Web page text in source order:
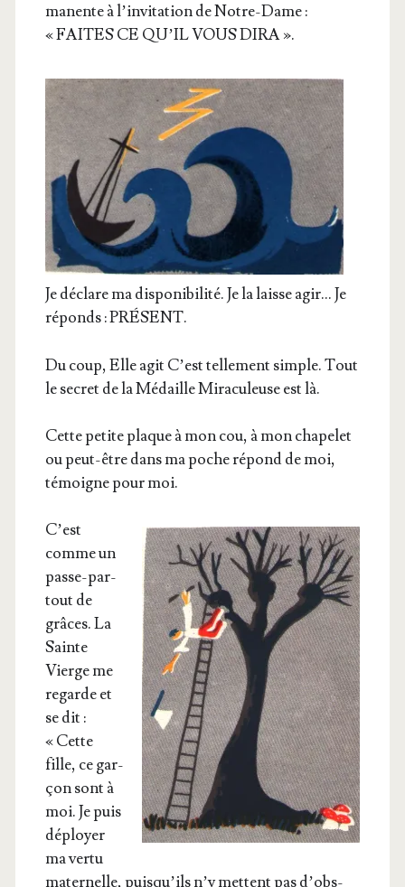
ma­nente à l’in­vi­ta­tion de Notre-Dame :
« FAITES CE QU’IL VOUS DIRA ».
Je déclare ma dis­po­ni­bi­li­té. Je la laisse agir… Je
réponds : PRÉSENT.
Du coup, Elle agit C’est tel­le­ment simple. Tout
le secret de la Médaille Mira­cu­leuse est là.
Cette petite plaque à mon cou, à mon cha­pe­let
ou peut-être dans ma poche répond de moi,
témoigne pour moi.
C’est
comme un
passe-par­
tout de
grâces. La
Sainte
Vierge me
regarde et
se dit :
« Cette
fille, ce gar­
çon sont à
moi. Je puis
déployer
ma ver­tu
mater­nelle, puis­qu’ils n’y mettent pas d’obs­